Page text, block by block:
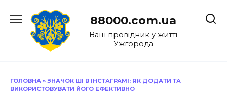
до
88000.com.ua
Ваш провідник у житті
Ужгорода
ГОЛОВНА » ЗНАЧОК ШІ В ІНСТАГРАМІ: ЯК ДОДАТИ ТА
ВИКОРИСТОВУВАТИ ЙОГО ЕФЕКТИВНО